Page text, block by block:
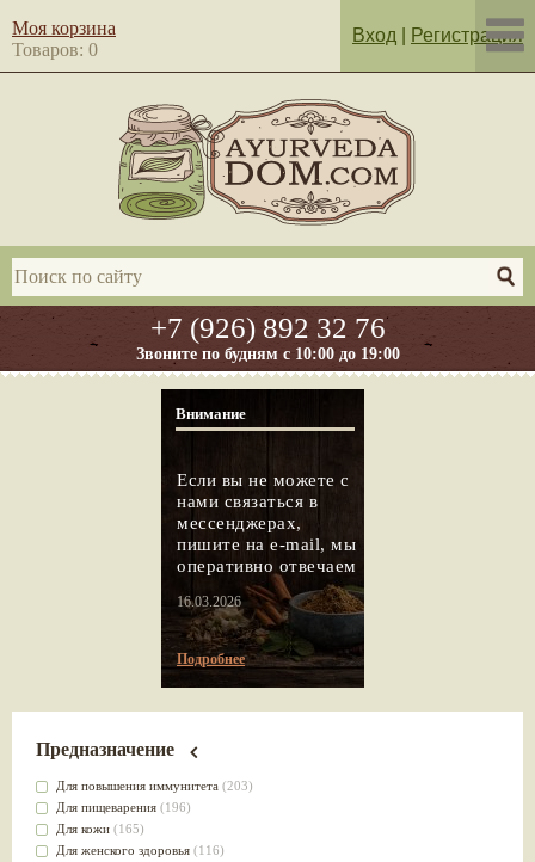
+7 (926) 892 32 76
Звоните по будням с 10:00 до 19:00
Моя корзина
Товаров: 0
Вход Регистрация
Внимание
Если вы не можете с
нами связаться в
мессенджерах,
пишите на e-mail, мы
оперативно отвечаем
16.03.2026
Подробнее
Предназначение
Для повышения иммунитета (203)
Для пищеварения (196)
Для кожи (165)
Для женского здоровья (116)